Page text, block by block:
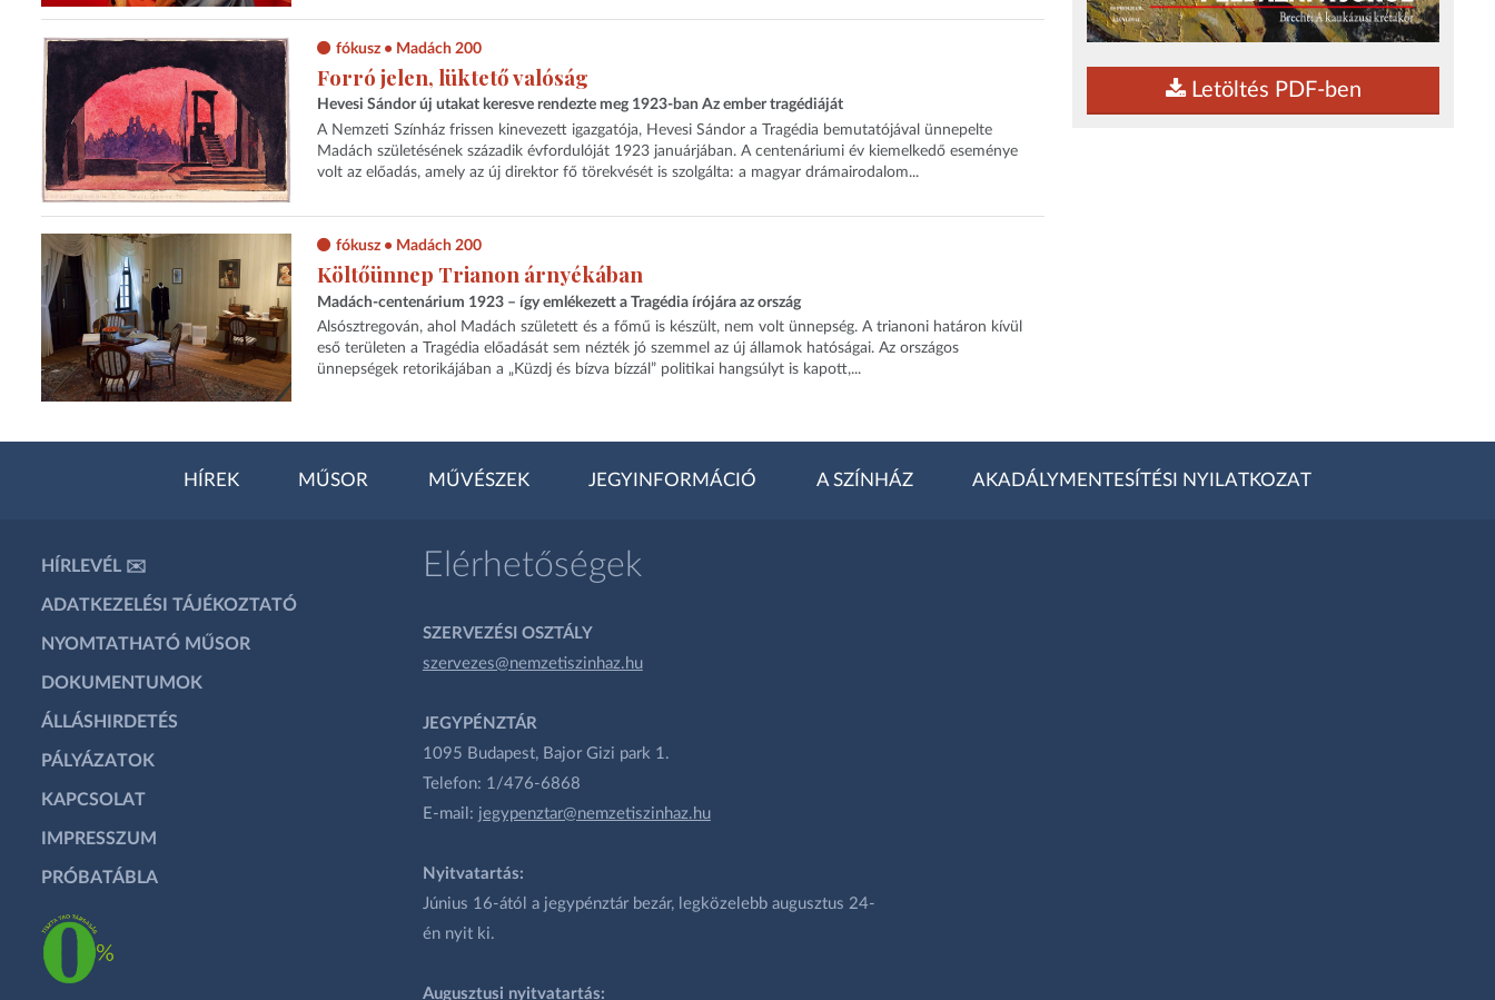
Letöltés PDF-ben
fókusz • Madách 200
Forró jelen, lüktető valóság
Hevesi Sándor új utakat keresve rendezte meg 1923-ban Az ember tragédiáját
A Nemzeti Színház frissen kinevezett igazgatója, Hevesi Sándor a Tragédia bemutatójával ünnepelte
Madách születésének századik évfordulóját 1923 januárjában. A centenáriumi év kiemelkedő eseménye
volt az előadás, amely az új direktor fő törekvését is szolgálta: a magyar drámairodalom...
fókusz • Madách 200
Költőünnep Trianon árnyékában
Madách-centenárium 1923 – így emlékezett a Tragédia írójára az ország
Alsósztregován, ahol Madách született és a főmű is készült, nem volt ünnepség. A trianoni határon kívül
eső területen a Tragédia előadását sem nézték jó szemmel az új államok hatóságai. Az országos
ünnepségek retorikájában a „Küzdj és bízva bízzál” politikai hangsúlyt is kapott,...
HÍREK MŰSOR MŰVÉSZEK JEGYINFORMÁCIÓ A SZÍNHÁZ AKADÁLYMENTESÍTÉSI NYILATKOZAT
HÍRLEVÉL ✉️
ADATKEZELÉSI TÁJÉKOZTATÓ
NYOMTATHATÓ MŰSOR
DOKUMENTUMOK
ÁLLÁSHIRDETÉS
PÁLYÁZATOK
KAPCSOLAT
IMPRESSZUM
PRÓBATÁBLA
Elérhetőségek
SZERVEZÉSI OSZTÁLY
szervezes@nemzetiszinhaz.hu
JEGYPÉNZTÁR
1095 Budapest, Bajor Gizi park 1.
Telefon: 1/476-6868
E-mail: jegypenztar@nemzetiszinhaz.hu
Nyitvatartás:
Június 16-ától a jegypénztár bezár, legközelebb augusztus 24-
én nyit ki.
Augusztusi nyitvatartás: